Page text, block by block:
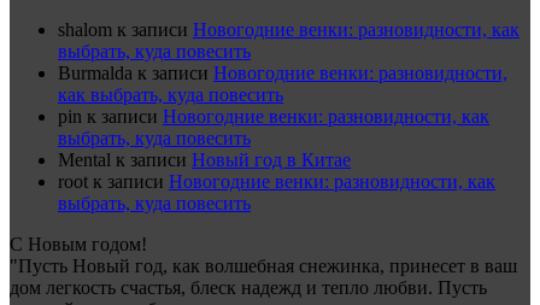
shalom к записи Новогодние венки: разновидности, как
выбрать, куда повесить
Burmalda к записи Новогодние венки: разновидности,
как выбрать, куда повесить
pin к записи Новогодние венки: разновидности, как
выбрать, куда повесить
Mental к записи Новый год в Китае
root к записи Новогодние венки: разновидности, как
выбрать, куда повесить
С Новым годом!
"Пусть Новый год, как волшебная снежинка, принесет в ваш
дом легкость счастья, блеск надежд и тепло любви. Пусть